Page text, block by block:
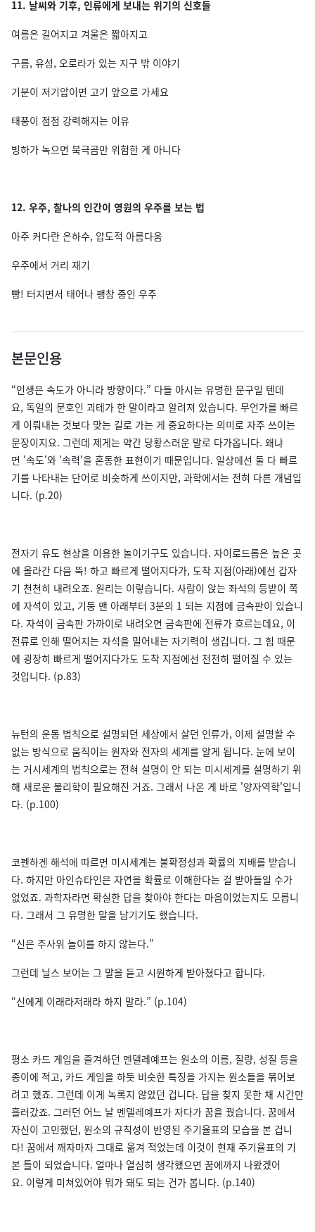
11. 날씨와 기후, 인류에게 보내는 위기의 신호들
여름은 길어지고 겨울은 짧아지고
구름, 유성, 오로라가 있는 지구 밖 이야기
기분이 저기압이면 고기 앞으로 가세요
태풍이 점점 강력해지는 이유
빙하가 녹으면 북극곰만 위험한 게 아니다
12. 우주, 찰나의 인간이 영원의 우주를 보는 법
아주 커다란 은하수, 압도적 아름다움
우주에서 거리 재기
빵! 터지면서 태어나 팽창 중인 우주
본문인용
“인생은 속도가 아니라 방향이다.” 다들 아시는 유명한 문구일 텐데
요, 독일의 문호인 괴테가 한 말이라고 알려져 있습니다. 무언가를 빠르
게 이뤄내는 것보다 맞는 길로 가는 게 중요하다는 의미로 자주 쓰이는
문장이지요. 그런데 제게는 약간 당황스러운 말로 다가옵니다. 왜냐
면 '속도'와 '속력'을 혼동한 표현이기 때문입니다. 일상에선 둘 다 빠르
기를 나타내는 단어로 비슷하게 쓰이지만, 과학에서는 전혀 다른 개념입
니다. (p.20)
전자기 유도 현상을 이용한 놀이기구도 있습니다. 자이로드롭은 높은 곳
에 올라간 다음 뚝! 하고 빠르게 떨어지다가, 도착 지점(아래)에선 갑자
기 천천히 내려오죠. 원리는 이렇습니다. 사람이 앉는 좌석의 등받이 쪽
에 자석이 있고, 기둥 맨 아래부터 3분의 1 되는 지점에 금속판이 있습니
다. 자석이 금속판 가까이로 내려오면 금속판에 전류가 흐르는데요, 이
전류로 인해 떨어지는 자석을 밀어내는 자기력이 생깁니다. 그 힘 때문
에 굉장히 빠르게 떨어지다가도 도착 지점에선 천천히 떨어질 수 있는
것입니다. (p.83)
뉴턴의 운동 법칙으로 설명되던 세상에서 살던 인류가, 이제 설명할 수
없는 방식으로 움직이는 원자와 전자의 세계를 알게 됩니다. 눈에 보이
는 거시세계의 법칙으로는 전혀 설명이 안 되는 미시세계를 설명하기 위
해 새로운 물리학이 필요해진 거죠. 그래서 나온 게 바로 '양자역학'입니
다. (p.100)
코펜하겐 해석에 따르면 미시세계는 불확정성과 확률의 지배를 받습니
다. 하지만 아인슈타인은 자연을 확률로 이해한다는 걸 받아들일 수가
없었죠. 과학자라면 확실한 답을 찾아야 한다는 마음이었는지도 모릅니
다. 그래서 그 유명한 말을 남기기도 했습니다.
“신은 주사위 놀이를 하지 않는다.”
그런데 닐스 보어는 그 말을 듣고 시원하게 받아쳤다고 합니다.
“신에게 이래라저래라 하지 말라.” (p.104)
평소 카드 게임을 즐겨하던 멘델레예프는 원소의 이름, 질량, 성질 등을
종이에 적고, 카드 게임을 하듯 비슷한 특징을 가지는 원소들을 묶어보
려고 했죠. 그런데 이게 녹록지 않았던 겁니다. 답을 찾지 못한 채 시간만
흘러갔죠. 그러던 어느 날 멘델레예프가 자다가 꿈을 꿨습니다. 꿈에서
자신이 고민했던, 원소의 규칙성이 반영된 주기율표의 모습을 본 겁니
다! 꿈에서 깨자마자 그대로 옮겨 적었는데 이것이 현재 주기율표의 기
본 틀이 되었습니다. 얼마나 열심히 생각했으면 꿈에까지 나왔겠어
요. 이렇게 미쳐있어야 뭐가 돼도 되는 건가 봅니다. (p.140)